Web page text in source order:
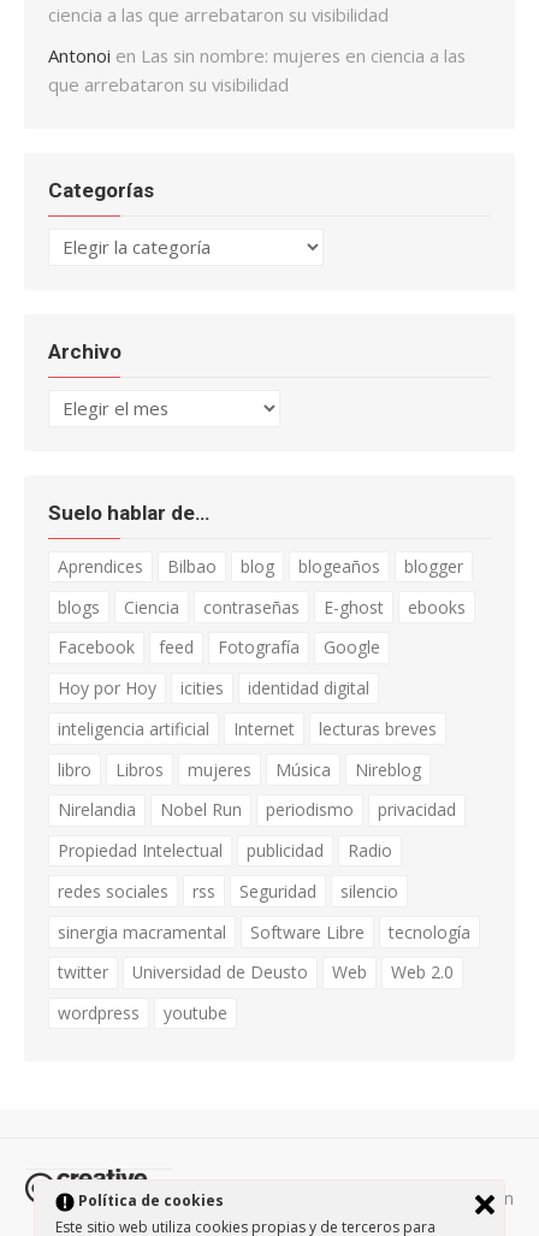
Política de cookies
Este sitio web utiliza cookies propias y de terceros para
ciencia a las que arrebataron su visibilidad
Antonoi en Las sin nombre: mujeres en ciencia a las
que arrebataron su visibilidad
Categorías
Categorías
Archivo
Archivo
Suelo hablar de…
Aprendices Bilbao blog blogeaños
blogger
blogs
Ciencia contraseñas E-ghost
ebooks
Facebook
feed Fotografía
Google
Hoy por Hoy
icities
identidad digital
inteligencia artificial
Internet
lecturas breves
libro
Libros mujeres Música
Nireblog
Nirelandia
Nobel Run periodismo
privacidad
Propiedad Intelectual
publicidad
Radio
redes sociales
rss Seguridad
silencio
sinergia macramental
Software Libre
tecnología
twitter
Universidad de Deusto Web
Web 2.0
wordpress
youtube
Todos los contenidos de esta página están
protegidos por la licencia Creative Commons Attribution-